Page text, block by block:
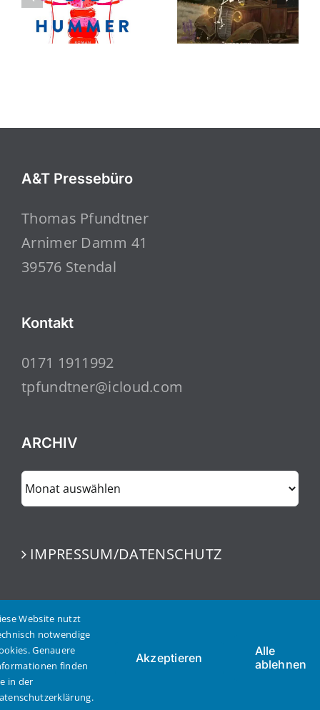
A&T Pressebüro
Thomas Pfundtner
Arnimer Damm 41
39576 Stendal
Kontakt
0171 1911992
tpfundtner@icloud.com
ARCHIV
ARCHIV
IMPRESSUM/DATENSCHUTZ
Website nutzt
notwendige
Genauere
finden
in der
Akzeptieren
Alle
ablehnen